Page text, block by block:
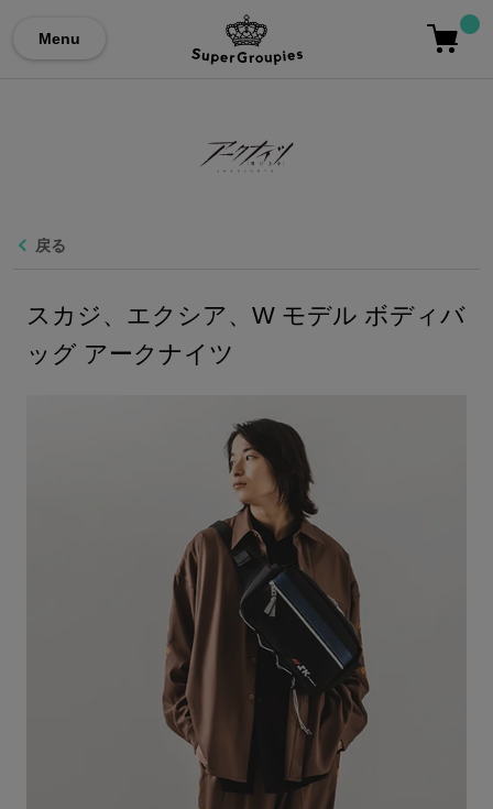
Menu
戻る
スカジ、エクシア、W モデル ボディバ
ッグ アークナイツ